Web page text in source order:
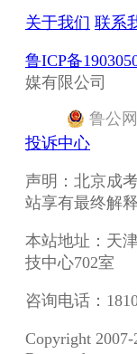
关于我们 联系
鲁ICP备
媒有限公司
鲁公
投诉中心
声明：北京成
站享有最终解
本站地址：天
技中心702室
咨询电话：
Copyright